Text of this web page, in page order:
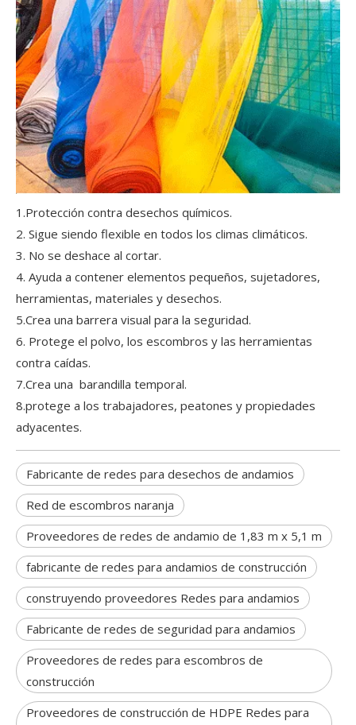
1.Protección contra desechos químicos.
2. Sigue siendo flexible en todos los climas climáticos.
3. No se deshace al cortar.
4. Ayuda a contener elementos pequeños, sujetadores,
herramientas, materiales y desechos.
5.Crea una barrera visual para la seguridad.
6. Protege el polvo, los escombros y las herramientas
contra caídas.
7.Crea una barandilla temporal.
8.protege a los trabajadores, peatones y propiedades
adyacentes.
Fabricante de redes para desechos de andamios
Red de escombros naranja
Proveedores de redes de andamio de 1,83 m x 5,1 m
fabricante de redes para andamios de construcción
construyendo proveedores Redes para andamios
Fabricante de redes de seguridad para andamios
Proveedores de redes para escombros de
construcción
Proveedores de construcción de HDPE Redes para